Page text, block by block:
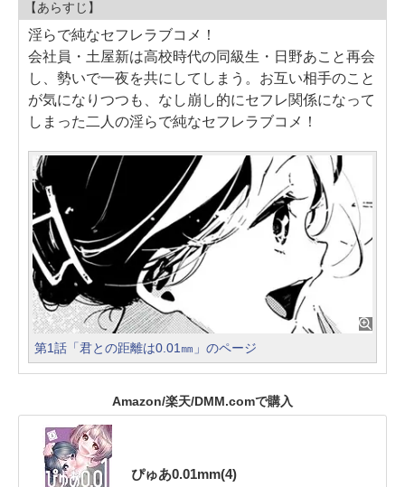
【あらすじ】
淫らで純なセフレラブコメ！
会社員・土屋新は高校時代の同級生・日野あこと再会
し、勢いで一夜を共にしてしまう。お互い相手のこと
が気になりつつも、なし崩し的にセフレ関係になって
しまった二人の淫らで純なセフレラブコメ！
第1話「君との距離は0.01㎜」のページ
Amazon/楽天/DMM.comで購入
ぴゅあ0.01mm(4)